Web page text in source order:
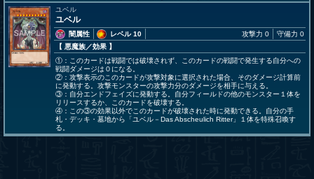
ユベル
ユベル
闇属性
レベル 10
【 悪魔族／効果 】
攻撃力 0 守備力 0
①：このカードは戦闘では破壊されず、このカードの戦闘で発生する自分への
戦闘ダメージは０になる。
②：攻撃表示のこのカードが攻撃対象に選択された場合、そのダメージ計算前
に発動する。攻撃モンスターの攻撃力分のダメージを相手に与える。
③：自分エンドフェイズに発動する。自分フィールドの他のモンスター１体を
リリースするか、このカードを破壊する。
④：この③の効果以外でこのカードが破壊された時に発動できる。自分の手
札・デッキ・墓地から「ユベル－Das Abscheulich Ritter」１体を特殊召喚す
る。